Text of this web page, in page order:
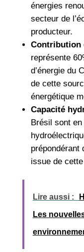
énergies
secteur de
producteur.
Contribution
représente
d’énergie du
de cette
énergétique
Capacité
Brésil sont
prépondérant
issue de
Lire aussi :
Les